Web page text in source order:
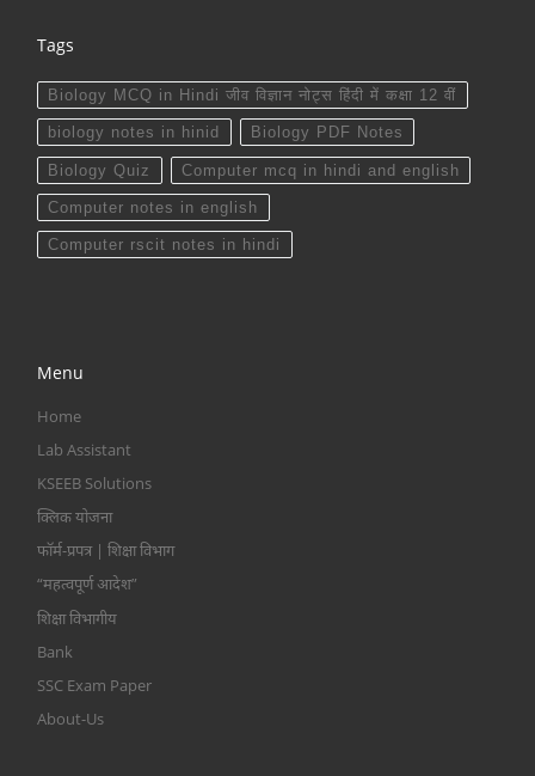
Tags
Biology MCQ in Hindi जीव विज्ञान नोट्स हिंदी में कक्षा 12 वीं
biology notes in hinid Biology PDF Notes
Biology Quiz Computer mcq in hindi and english
Computer notes in english
Computer rscit notes in hindi
Menu
Home
Lab Assistant
KSEEB Solutions
क्लिक योजना
फॉर्म-प्रपत्र | शिक्षा विभाग
“महत्वपूर्ण आदेश”
शिक्षा विभागीय
Bank
SSC Exam Paper
About-Us